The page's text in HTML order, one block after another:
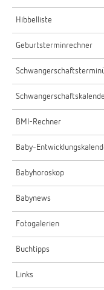
Hibbelliste
Geburtsterminrechner
BMI-Rechner
Baby-
Babyhoroskop
Babynews
Fotogalerien
Buchtipps
Links